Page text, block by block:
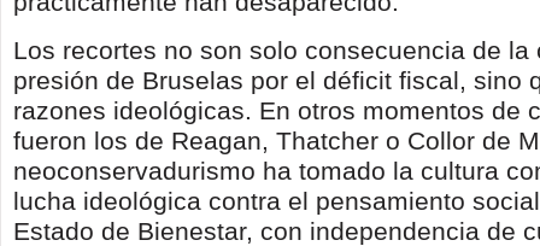
Los recortes no son solo consecuencia de la
presión de Bruselas por el déficit fiscal, sino
razones ideológicas. En otros momentos de
fueron los de Reagan, Thatcher o Collor de
neoconservadurismo ha tomado la cultura
lucha ideológica contra el pensamiento
Estado de Bienestar, con independencia de